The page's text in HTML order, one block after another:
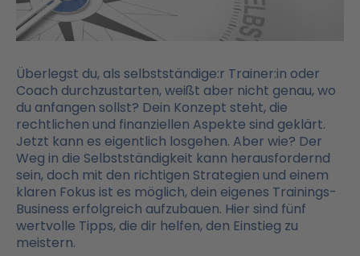
Überlegst du, als selbstständige:r Trainer:in oder
Coach durchzustarten, weißt aber nicht genau, wo
du anfangen sollst? Dein Konzept steht, die
rechtlichen und finanziellen Aspekte sind geklärt.
Jetzt kann es eigentlich losgehen. Aber wie? Der
Weg in die Selbstständigkeit kann herausfordernd
sein, doch mit den richtigen Strategien und einem
klaren Fokus ist es möglich, dein eigenes Trainings-
Business erfolgreich aufzubauen. Hier sind fünf
wertvolle Tipps, die dir helfen, den Einstieg zu
meistern.